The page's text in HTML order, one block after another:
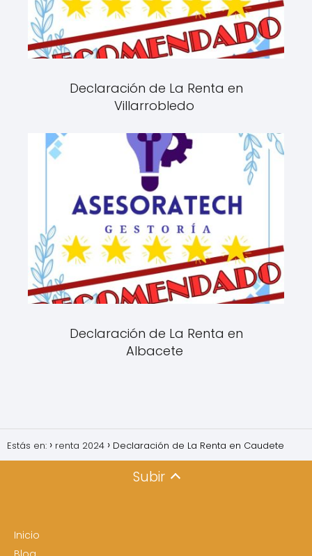
Declaración de La Renta en
Villarrobledo
Declaración de La Renta en
Albacete
Estás en: renta 2024 Declaración de La Renta en Caudete
Subir
Inicio